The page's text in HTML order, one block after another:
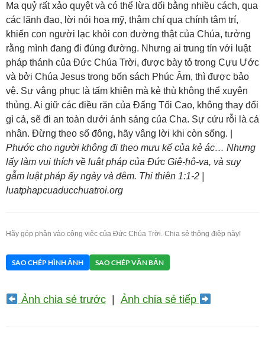
Ma quỷ rất xảo quyệt và có thể lừa dối bằng nhiều cách, qua
các lãnh đạo, lời nói hoa mỹ, thậm chí qua chính tâm trí,
khiến con người lạc khỏi con đường thật của Chúa, tưởng
rằng mình đang đi đúng đường. Nhưng ai trung tín với luật
pháp thánh của Đức Chúa Trời, được bày tỏ trong Cựu Ước
và bởi Chúa Jesus trong bốn sách Phúc Âm, thì được bảo
vệ. Sự vâng phục là tấm khiên mà kẻ thù không thể xuyên
thủng. Ai giữ các điều răn của Đấng Tối Cao, không thay đổi
gì cả, sẽ đi an toàn dưới ánh sáng của Cha. Sự cứu rỗi là cá
nhân. Đừng theo số đông, hãy vâng lời khi còn sống. |
Phước cho người không đi theo mưu kế của kẻ ác… Nhưng
lấy làm vui thích về luật pháp của Đức Giê-hô-va, và suy
gẫm luật pháp ấy ngày và đêm. Thi thiên 1:1-2 |
luatphapcuaducchuatroi.org
Hãy góp phần vào công việc của Đức Chúa Trời. Chia sẻ thông điệp này!
SAO CHÉP HÌNH ẢNH SAO CHÉP VĂN BẢN
Ảnh chia sẻ trước| Ảnh chia sẻ tiếp